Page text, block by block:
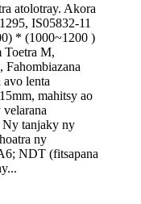
atolotray. Akora
IS05832-11
* (1000~1200 )
Toetra M,
Fahombiazana
avo lenta
mahitsy ao
Ny tanjaky ny
ny
NDT (fitsapana